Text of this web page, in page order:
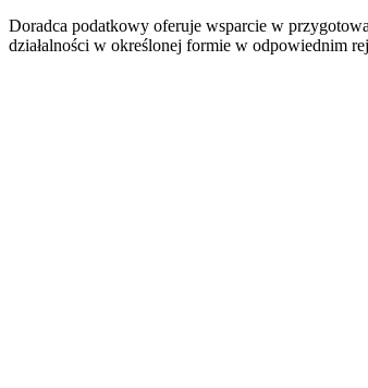
Doradca podatkowy oferuje wsparcie w
działalności w określonej formie w odpowiednim